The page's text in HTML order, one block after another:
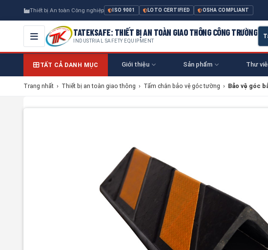
Thiết bị An toàn Công nghiệp ISO 9001 LOTO CERTIFIED OSHA COMPLIANT
TATEKSAFE: THIẾT BỊ AN TOÀN GIAO THÔNG CÔNG TRƯỜNG
INDUSTRIAL SAFETY EQUIPMENT
TẤT CẢ DANH MỤC Giới thiệu Sản phẩm Thư
Trang nhất › Thiết bị an toàn giao thông › Tấm chắn bảo vệ góc tường › Bảo vệ góc